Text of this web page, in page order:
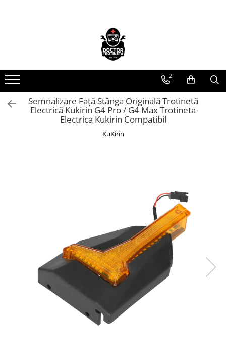
Toate produsele
Piese de schimb
https://www.doctortrotineta.ro/electrica
Acceleratie
https://www.doctortrotineta.ro/frane
Placute de frana
Manete de frana
https://www.doctortrotineta.ro/lumini
2
Semnalizare Față Stânga Originală Trotinetă
Electrică Kukirin G4 Pro / G4 Max Trotineta
Electrica Kukirin Compatibil
KuKirin